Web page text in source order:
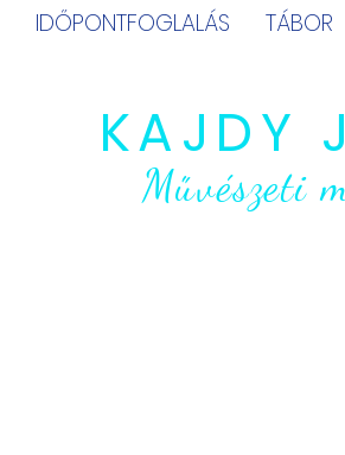
IDŐPONTFOGLALÁS TÁBOR
KAJDY
Művészeti